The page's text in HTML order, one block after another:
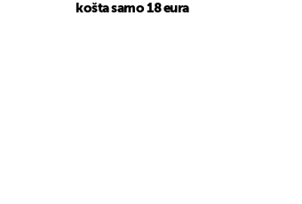
košta samo 18 eura